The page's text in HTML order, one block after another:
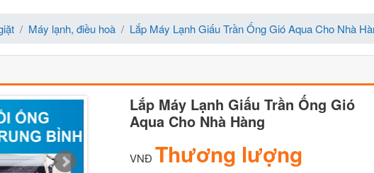
Máy lạnh, điều hoà Lắp Máy Lạnh Giấu Trần Ống Gió Aqua Cho Nhà
Lắp Máy Lạnh Giấu Trần Ống Gió
Aqua Cho Nhà Hàng
VNĐ Thương lượng